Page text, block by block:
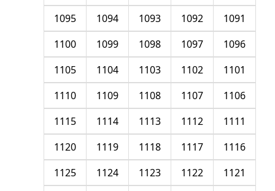
1091
1092
1093
1094
1095
1096
1097
1098
1099
1100
1101
1102
1103
1104
1105
1106
1107
1108
1109
1110
1111
1112
1113
1114
1115
1116
1117
1118
1119
1120
1121
1122
1123
1124
1125